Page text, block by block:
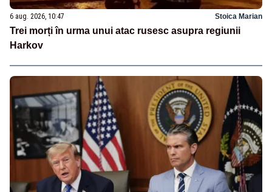
6 aug. 2026, 10:47 Stoica Marian
Trei morți în urma unui atac rusesc asupra regiunii
Harkov